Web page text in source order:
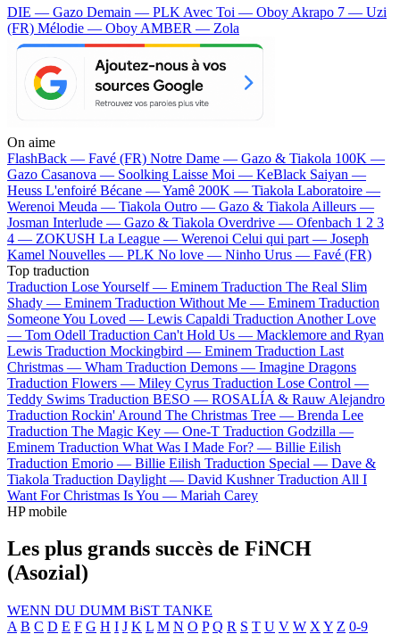
DIE — Gazo Demain — PLK Avec Toi — Oboy Akrapo 7 — Uzi
(FR) Mélodie — Oboy AMBER — Zola
On aime
FlashBack — Favé (FR) Notre Dame — Gazo & Tiakola 100K —
Gazo Casanova — Soolking Laisse Moi — KeBlack Saiyan —
Heuss L'enfoiré Bécane —Yamê 200K — Tiakola Laboratoire —
Werenoi Meuda — Tiakola Outro — Gazo & Tiakola Ailleurs —
Josman Interlude — Gazo & Tiakola Overdrive — Ofenbach 1 2 3
4 — ZOKUSH La League — Werenoi Celui qui part — Joseph
Kamel Nouvelles — PLK No love — Ninho Urus — Favé (FR)
Top traduction
Traduction Lose Yourself — Eminem Traduction The Real Slim
Shady — Eminem Traduction Without Me — Eminem Traduction
Someone You Loved — Lewis Capaldi Traduction Another Love
— Tom Odell Traduction Can't Hold Us — Macklemore and Ryan
Lewis Traduction Mockingbird — Eminem Traduction Last
Christmas — Wham Traduction Demons — Imagine Dragons
Traduction Flowers — Miley Cyrus Traduction Lose Control —
Teddy Swims Traduction BESO — ROSALÍA & Rauw Alejandro
Traduction Rockin' Around The Christmas Tree — Brenda Lee
Traduction The Magic Key — One-T Traduction Godzilla —
Eminem Traduction What Was I Made For? — Billie Eilish
Traduction Emorio — Billie Eilish Traduction Special — Dave &
Tiakola Traduction Daylight — David Kushner Traduction All I
Want For Christmas Is You — Mariah Carey
HP mobile
Les plus grands succès de FiNCH
(Asozial)
WENN DU DUMM BiST TANKE
A B C D E F G H I J K L M N O P Q R S T U V W X Y Z 0-9